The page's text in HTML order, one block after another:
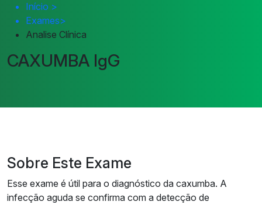
Início >
Exames>
Analise Clínica
CAXUMBA IgG
Sobre Este Exame
Esse exame é útil para o diagnóstico da caxumba. A
infecção aguda se confirma com a detecção de